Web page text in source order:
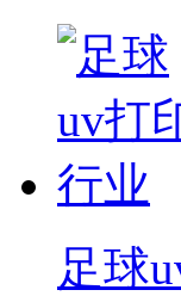
足球